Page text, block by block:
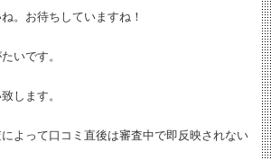
。お待ちしていますね！
いです。
します。
によって口コミ直後は審査中で即反映されない